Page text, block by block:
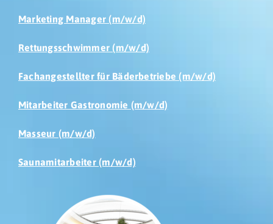
Marketing Manager (m/w/d)
Rettungsschwimmer (m/w/d)
Fachangestellter für Bäderbetriebe (m/w/d)
Mitarbeiter Gastronomie (m/w/d)
Masseur (m/w/d)
Saunamitarbeiter (m/w/d)